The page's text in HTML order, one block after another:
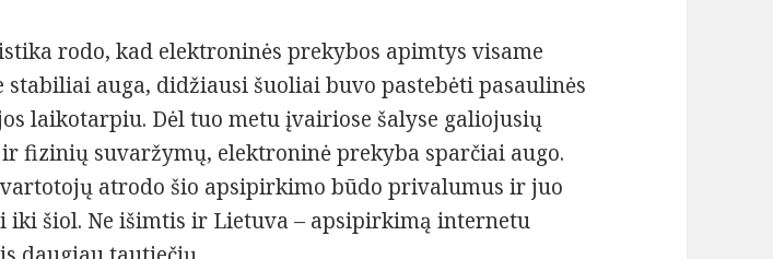
rodo, kad elektroninės prekybos apimtys visame
stabiliai auga, didžiausi šuoliai buvo pastebėti pasaulinės
laikotarpiu. Dėl tuo metu įvairiose šalyse galiojusių
fizinių suvaržymų, elektroninė prekyba sparčiai augo.
atrodo šio apsipirkimo būdo privalumus ir juo
iki šiol. Ne išimtis ir Lietuva – apsipirkimą internetu